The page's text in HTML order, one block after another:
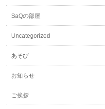
SaQの部屋
Uncategorized
あそび
お知らせ
ご挨拶